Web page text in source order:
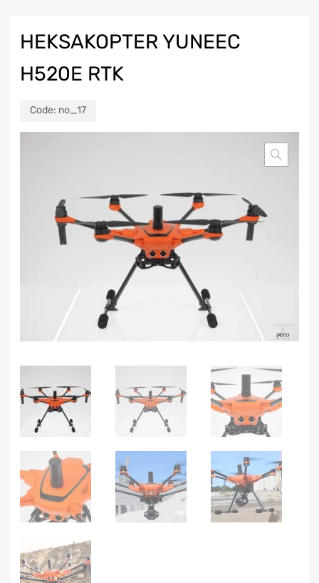
HEKSAKOPTER YUNEEC
H520E RTK
Code: no_17